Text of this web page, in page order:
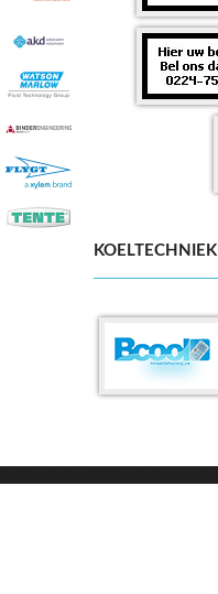
KOELTECHNIEK